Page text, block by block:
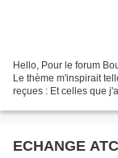
Hello, Pour le forum
Le thème m'inspirait
reçues : Et celles que
ECHANGE